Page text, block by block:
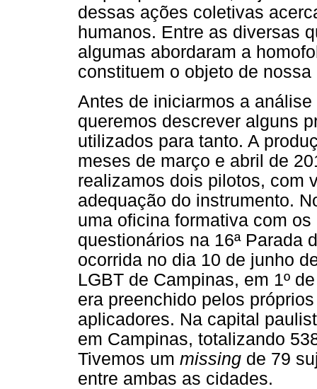
dessas ações coletivas
humanos. Entre as diversas
algumas abordaram a
constituem o objeto de nossa
Antes de iniciarmos a
queremos descrever alguns
utilizados para tanto. A
meses de março e abril de
realizamos dois pilotos, com
adequação do instrumento.
uma oficina formativa com
questionários na 16ª Parada
ocorrida no dia 10 de junho
LGBT de Campinas, em 1º
era preenchido pelos
aplicadores. Na capital
em Campinas, totalizando
Tivemos um missing de 79
entre ambas as cidades.